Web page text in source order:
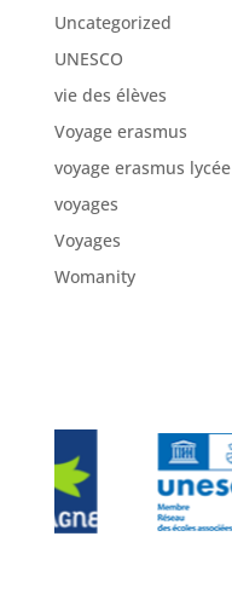
Uncategorized
UNESCO
vie des élèves
Voyage erasmus
voyage erasmus lycée
voyages
Voyages
Womanity